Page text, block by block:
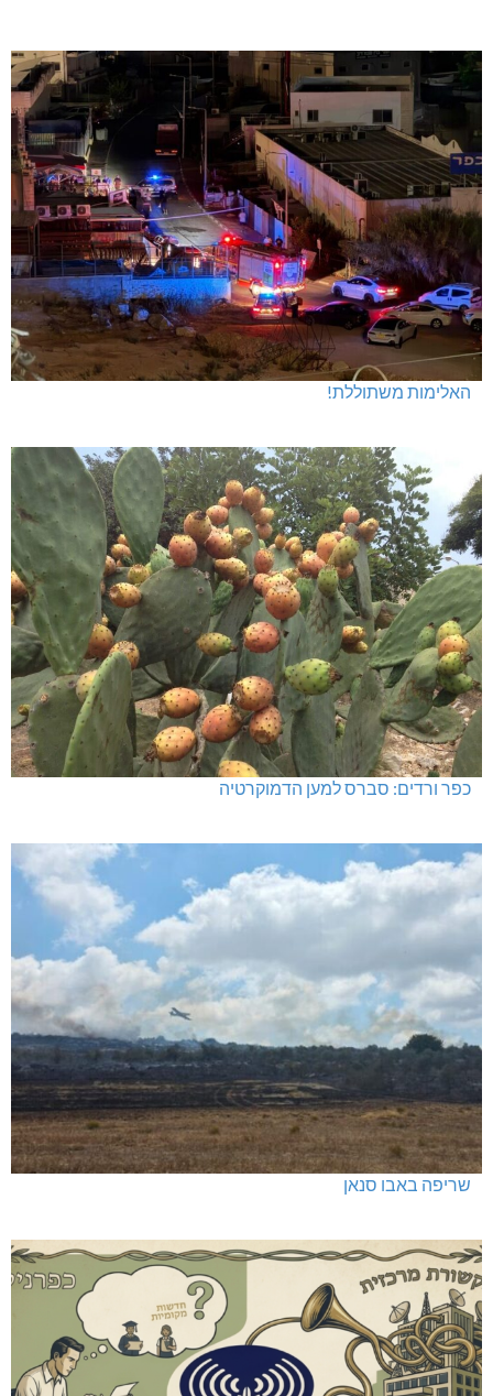
האלימות משתוללת!
כפר ורדים: סברס למען הדמוקרטיה
שריפה באבו סנאן